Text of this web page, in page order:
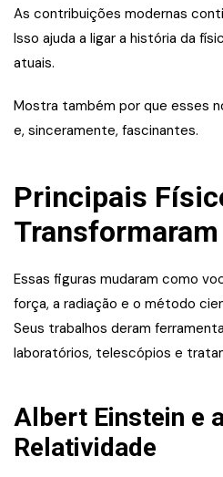
As contribuições modernas
Isso ajuda a ligar a história da
atuais.
Mostra também por que esses
e, sinceramente, fascinantes.
Principais
Essas figuras mudaram como
força, a radiação e o método
Seus trabalhos deram
laboratórios, telescópios e
Albert Einstein e
Relatividade